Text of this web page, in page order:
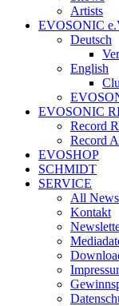
Artists
EVOSONIC
Deutsch
English
EVOSONIC
Record
Record
EVOSHOP
SCHMIDT
SERVICE
All News
Kontakt